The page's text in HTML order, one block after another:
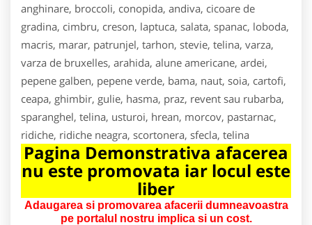
anghinare, broccoli, conopida, andiva, cicoare de
gradina, cimbru, creson, laptuca, salata, spanac, loboda,
macris, marar, patrunjel, tarhon, stevie, telina, varza,
varza de bruxelles, arahida, alune americane, ardei,
pepene galben, pepene verde, bama, naut, soia, cartofi,
ceapa, ghimbir, gulie, hasma, praz, revent sau rubarba,
sparanghel, telina, usturoi, hrean, morcov, pastarnac,
ridiche, ridiche neagra, scortonera, sfecla, telina
Pagina Demonstrativa afacerea
nu este promovata iar locul este
liber
Adaugarea si promovarea afacerii dumneavoastra
pe portalul nostru implica si un cost.